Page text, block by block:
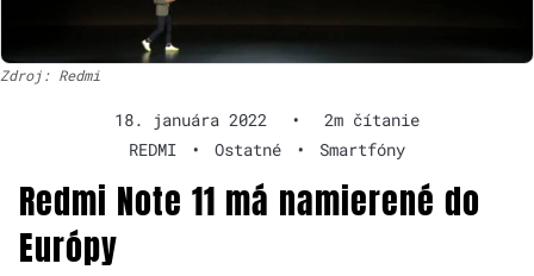
Zdroj: Redmi
18. januára 2022 •
2m čítanie
REDMI
• Ostatné • Smartfóny
Redmi Note 11 má namierené do
Európy